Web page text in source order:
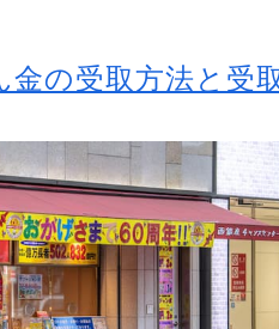
金の受取方法と受